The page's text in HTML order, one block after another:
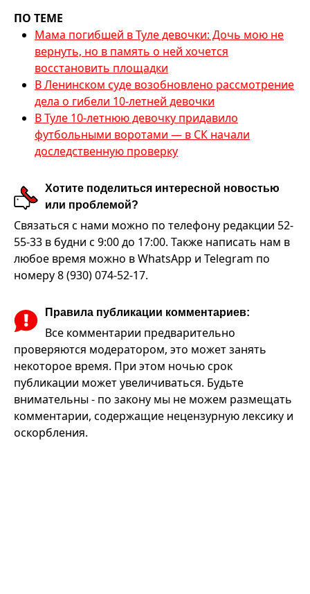
ПО ТЕМЕ
Мама погибшей в Туле девочки: Дочь мою не
вернуть, но в память о ней хочется
восстановить площадки
В Ленинском суде возобновлено рассмотрение
дела о гибели 10-летней девочки
В Туле 10-летнюю девочку придавило
футбольными воротами — в СК начали
доследственную проверку
Хотите поделиться интересной новостью
или проблемой?
Связаться с нами можно по телефону редакции 52-
55-33 в будни с 9:00 до 17:00. Также написать нам в
любое время можно в WhatsApp и Telegram по
номеру 8 (930) 074-52-17.
Правила публикации комментариев:
Все комментарии предварительно
проверяются модератором, это может занять
некоторое время. При этом ночью срок
публикации может увеличиваться. Будьте
внимательны - по закону мы не можем размещать
комментарии, содержащие нецензурную лексику и
оскорбления.